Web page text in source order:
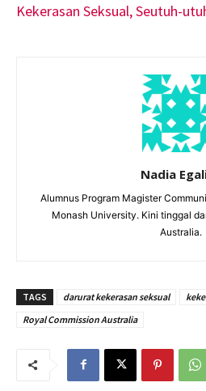
Kekerasan Seksual, Seutuh-
Nadia
Alumnus Program Magister
Monash University. Kini tinggal
Australia.
TAGS darurat kekerasan seksual
Royal Commission Australia